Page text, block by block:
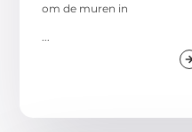
om de muren in
...